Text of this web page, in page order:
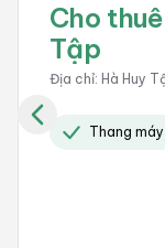
Cho
Tập
Địa chỉ: Hà Huy
Thang máy